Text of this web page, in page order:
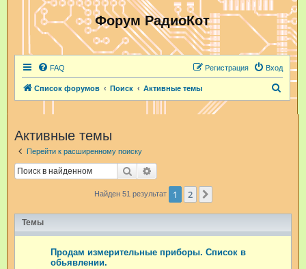
Форум РадиоКот
FAQ Вход
Регистрация
Список форумов Поиск Активные темы
Активные темы
Перейти к расширенному поиску
Поиск
Найден 51 результат 1 2
Темы
Продам измерительные приборы. Список в
обьявлении.